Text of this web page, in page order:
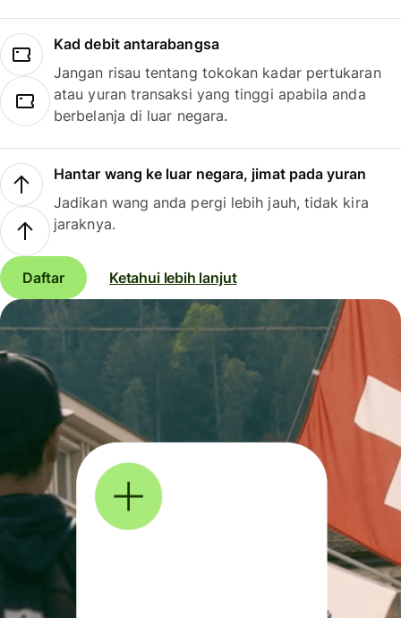
Kad debit antarabangsa
Jangan risau tentang tokokan kadar pertukaran
atau yuran transaksi yang tinggi apabila anda
berbelanja di luar negara.
Hantar wang ke luar negara, jimat pada yuran
Jadikan wang anda pergi lebih jauh, tidak kira
jaraknya.
Daftar Ketahui lebih lanjut